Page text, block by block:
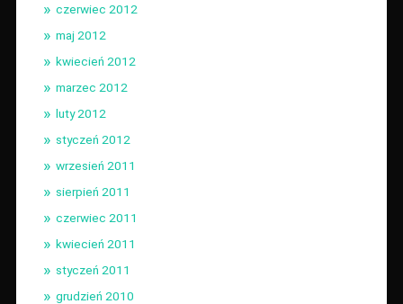
czerwiec 2012
maj 2012
kwiecień 2012
marzec 2012
luty 2012
styczeń 2012
wrzesień 2011
sierpień 2011
czerwiec 2011
kwiecień 2011
styczeń 2011
grudzień 2010